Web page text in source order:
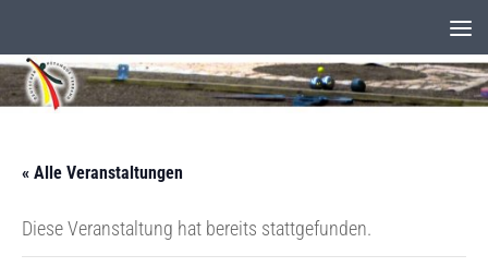
« Alle Veranstaltungen
Diese Veranstaltung hat bereits stattgefunden.